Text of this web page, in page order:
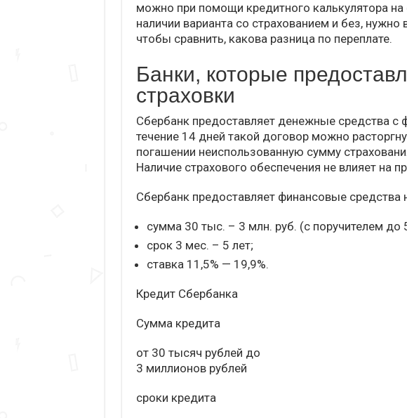
можно при помощи кредитного калькулятора на
наличии варианта со страхованием и без, нужно
чтобы сравнить, какова разница по переплате.
Банки, которые
страховки
Сбербанк предоставляет денежные средства с
течение 14 дней такой договор можно
погашении неиспользованную сумму
Наличие страхового обеспечения не влияет на
Сбербанк предоставляет финансовые средства
сумма 30 тыс. – 3 млн. руб. (с поручителем до
срок 3 мес. – 5 лет;
ставка 11,5% — 19,9%.
Кредит Сбербанка
Сумма кредита
от 30 тысяч рублей до
3 миллионов рублей
сроки кредита